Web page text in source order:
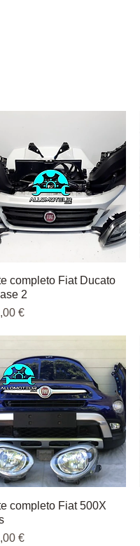
Vista rápida
completo Fiat Ducato
2
€
Vista rápida
completo Fiat 500X
€